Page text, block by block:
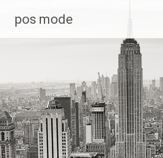
content
pos mode